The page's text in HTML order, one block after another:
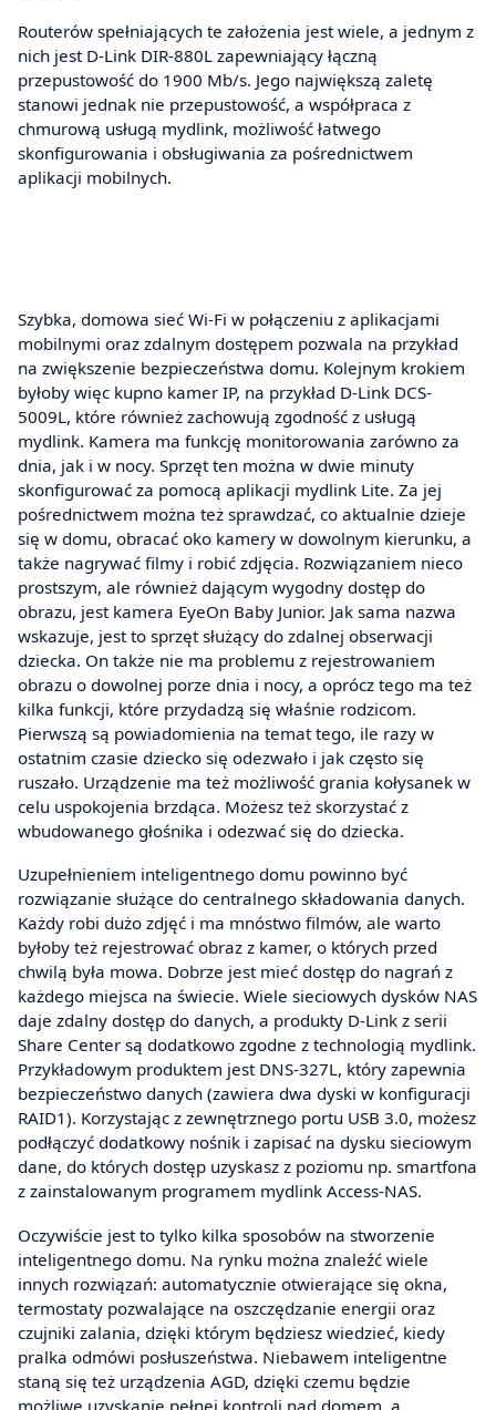
Routerów spełniających te założenia jest wiele, a jednym z
nich jest D-Link DIR-880L zapewniający łączną
przepustowość do 1900 Mb/s. Jego największą zaletę
stanowi jednak nie przepustowość, a współpraca z
chmurową usługą mydlink, możliwość łatwego
skonfigurowania i obsługiwania za pośrednictwem
aplikacji mobilnych.
Szybka, domowa sieć Wi-Fi w połączeniu z aplikacjami
mobilnymi oraz zdalnym dostępem pozwala na przykład
na zwiększenie bezpieczeństwa domu. Kolejnym krokiem
byłoby więc kupno kamer IP, na przykład D-Link DCS-
5009L, które również zachowują zgodność z usługą
mydlink. Kamera ma funkcję monitorowania zarówno za
dnia, jak i w nocy. Sprzęt ten można w dwie minuty
skonfigurować za pomocą aplikacji mydlink Lite. Za jej
pośrednictwem można też sprawdzać, co aktualnie dzieje
się w domu, obracać oko kamery w dowolnym kierunku, a
także nagrywać filmy i robić zdjęcia. Rozwiązaniem nieco
prostszym, ale również dającym wygodny dostęp do
obrazu, jest kamera EyeOn Baby Junior. Jak sama nazwa
wskazuje, jest to sprzęt służący do zdalnej obserwacji
dziecka. On także nie ma problemu z rejestrowaniem
obrazu o dowolnej porze dnia i nocy, a oprócz tego ma też
kilka funkcji, które przydadzą się właśnie rodzicom.
Pierwszą są powiadomienia na temat tego, ile razy w
ostatnim czasie dziecko się odezwało i jak często się
ruszało. Urządzenie ma też możliwość grania kołysanek w
celu uspokojenia brzdąca. Możesz też skorzystać z
wbudowanego głośnika i odezwać się do dziecka.
Uzupełnieniem inteligentnego domu powinno być
rozwiązanie służące do centralnego składowania danych.
Każdy robi dużo zdjęć i ma mnóstwo filmów, ale warto
byłoby też rejestrować obraz z kamer, o których przed
chwilą była mowa. Dobrze jest mieć dostęp do nagrań z
każdego miejsca na świecie. Wiele sieciowych dysków NAS
daje zdalny dostęp do danych, a produkty D-Link z serii
Share Center są dodatkowo zgodne z technologią mydlink.
Przykładowym produktem jest DNS-327L, który zapewnia
bezpieczeństwo danych (zawiera dwa dyski w konfiguracji
RAID1). Korzystając z zewnętrznego portu USB 3.0, możesz
podłączyć dodatkowy nośnik i zapisać na dysku sieciowym
dane, do których dostęp uzyskasz z poziomu np. smartfona
z zainstalowanym programem mydlink Access-NAS.
Oczywiście jest to tylko kilka sposobów na stworzenie
inteligentnego domu. Na rynku można znaleźć wiele
innych rozwiązań: automatycznie otwierające się okna,
termostaty pozwalające na oszczędzanie energii oraz
czujniki zalania, dzięki którym będziesz wiedzieć, kiedy
pralka odmówi posłuszeństwa. Niebawem inteligentne
staną się też urządzenia AGD, dzięki czemu będzie
możliwe uzyskanie pełnej kontroli nad domem, a